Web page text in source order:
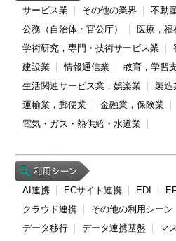
サービス業 その他の業界
不動
公務（自治体・官公庁）
医療，福
学術研究，専門・技術サービス業
建設業
情報通信業
教育，学習
生活関連サービス業，娯楽業
製造
運輸業，郵便業
金融業，保険業
電気・ガス・熱供給・水道業
AI連携 ECサイト連携 EDI
クラウド連携
その他の利用シーン
データ移行
データ連携基盤
マ